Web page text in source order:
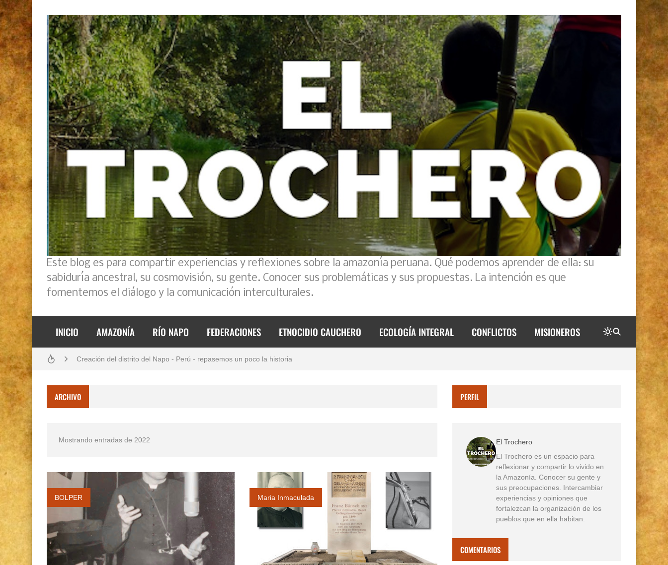
Este blog es para compartir experiencias y reflexiones sobre la amazonía peruana. Qué podemos aprender de ella: su
sabiduría ancestral, su cosmovisión, su gente. Conocer sus problemáticas y sus propuestas. La intención es que
fomentemos el diálogo y la comunicación interculturales.
INICIO AMAZONÍA RÍO NAPO FEDERACIONES ETNOCIDIO CAUCHERO ECOLOGÍA INTEGRAL CONFLICTOS MISIONEROS
Análisis: Metodología de transversalización enfoque intercultural
Creación del distrito del Napo - Perú - repasemos un poco la historia
Opción por los pueblos indígenas
ARCHIVO
Mostrando entradas de 2022
BOLPER Maria Inmaculada
PERFIL
El Trochero
El Trochero es un espacio para
reflexionar y compartir lo vivido en
la Amazonía. Conocer su gente y
sus preocupaciones. Intercambiar
experiencias y opiniones que
fortalezcan la organización de los
pueblos que en ella habitan.
COMENTARIOS